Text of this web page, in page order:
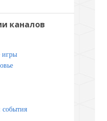
каналов
игры
события